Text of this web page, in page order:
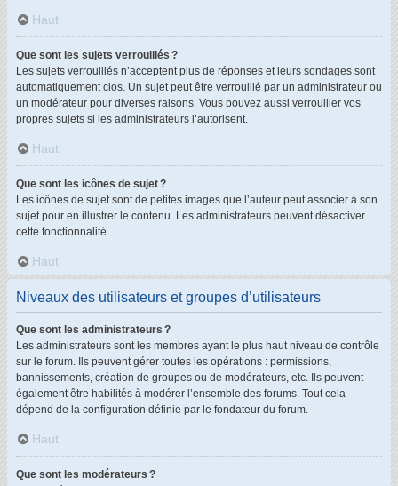
Haut
Que sont les sujets verrouillés ?
Les sujets verrouillés n’acceptent plus de réponses et leurs sondages sont
automatiquement clos. Un sujet peut être verrouillé par un administrateur ou
un modérateur pour diverses raisons. Vous pouvez aussi verrouiller vos
propres sujets si les administrateurs l’autorisent.
Haut
Que sont les icônes de sujet ?
Les icônes de sujet sont de petites images que l’auteur peut associer à son
sujet pour en illustrer le contenu. Les administrateurs peuvent désactiver
cette fonctionnalité.
Haut
Niveaux des utilisateurs et groupes d’utilisateurs
Que sont les administrateurs ?
Les administrateurs sont les membres ayant le plus haut niveau de contrôle
sur le forum. Ils peuvent gérer toutes les opérations : permissions,
bannissements, création de groupes ou de modérateurs, etc. Ils peuvent
également être habilités à modérer l’ensemble des forums. Tout cela
dépend de la configuration définie par le fondateur du forum.
Haut
Que sont les modérateurs ?